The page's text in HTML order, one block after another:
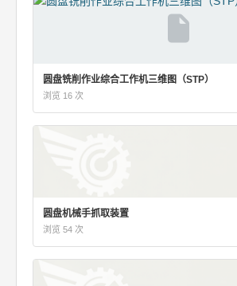
圆盘铣削作业综合工作机三维图（STP）
浏览 16 次
圆盘机械手抓取装置
浏览 54 次